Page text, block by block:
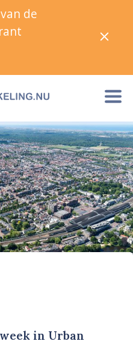
in Urban
de